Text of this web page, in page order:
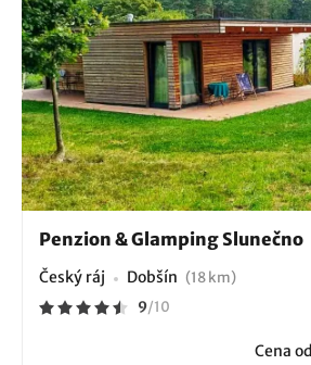
Penzion & Glamping Slunečno
Český ráj Dobšín (18 km)
9/10
Cena od